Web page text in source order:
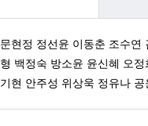
문현정 정선윤 이동춘 조수연
형 백정숙 방소윤 윤신혜 오
기현 안주성 위상욱 정유나